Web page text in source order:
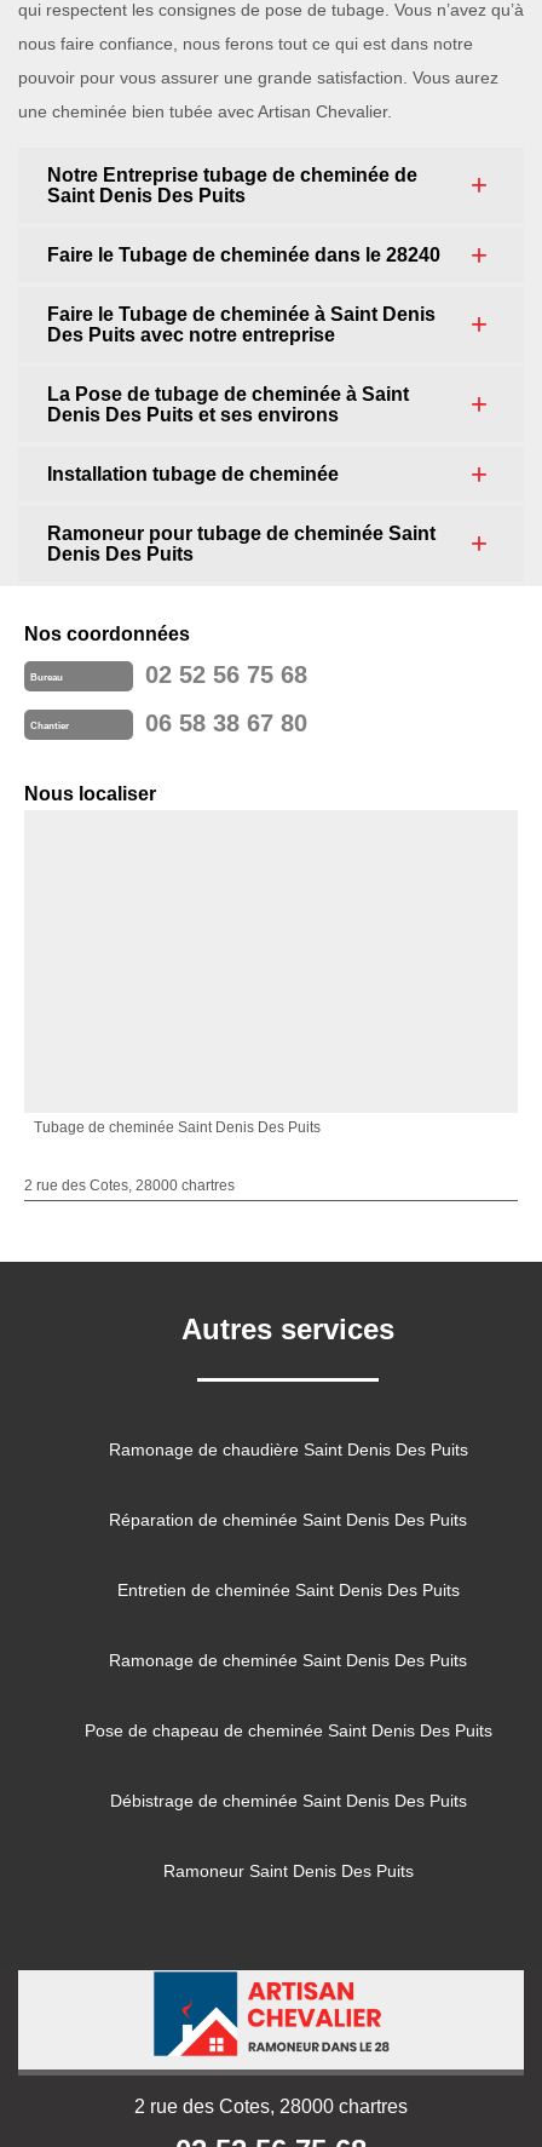
qui respectent les consignes de pose de tubage. Vous n’avez qu’à
nous faire confiance, nous ferons tout ce qui est dans notre
pouvoir pour vous assurer une grande satisfaction. Vous aurez
une cheminée bien tubée avec Artisan Chevalier.
Notre Entreprise tubage de cheminée de
Saint Denis Des Puits
Faire le Tubage de cheminée dans le 28240
Faire le Tubage de cheminée à Saint Denis
Des Puits avec notre entreprise
La Pose de tubage de cheminée à Saint
Denis Des Puits et ses environs
Installation tubage de cheminée
Ramoneur pour tubage de cheminée Saint
Denis Des Puits
Nos coordonnées
Bureau 02 52 56 75 68
Chantier 06 58 38 67 80
Nous localiser
Tubage de cheminée Saint Denis Des Puits
2 rue des Cotes, 28000 chartres
Autres services
Ramonage de chaudière Saint Denis Des Puits
Réparation de cheminée Saint Denis Des Puits
Entretien de cheminée Saint Denis Des Puits
Ramonage de cheminée Saint Denis Des Puits
Pose de chapeau de cheminée Saint Denis Des Puits
Débistrage de cheminée Saint Denis Des Puits
Ramoneur Saint Denis Des Puits
2 rue des Cotes, 28000 chartres